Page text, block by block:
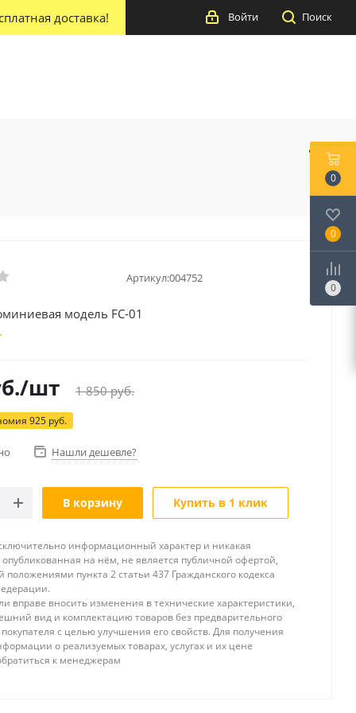
доставка! Поиск
Войти
Артикул:004752
модель FC-01
/шт 1 850руб.
925 руб.
Нашли дешевле?
В корзину Купить в 1 клик
информационный характер и никакая
на нём, не является публичной офертой,
положениями пункта 2 статьи 437 Гражданского кодекса
вправе вносить изменения в технические характеристики,
вид и комплектацию товаров без предварительного
с целью улучшения его свойств. Для получения
о реализуемых товарах, услугах и их цене
к менеджерам
0
0
0